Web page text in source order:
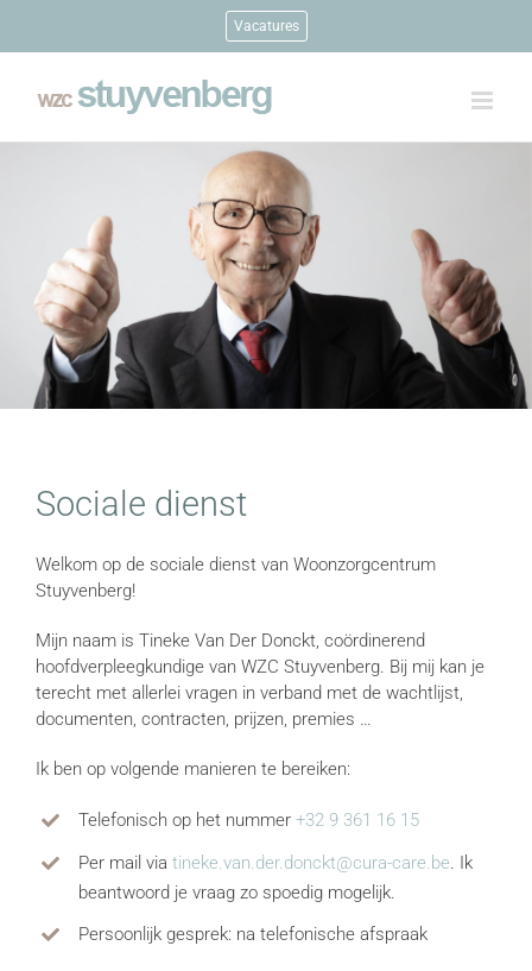
Vacatures
Sociale dienst
Welkom op de sociale dienst van Woonzorgcentrum
Stuyvenberg!
Mijn naam is Tineke Van Der Donckt, coördinerend
hoofdverpleegkundige van WZC Stuyvenberg. Bij mij kan je
terecht met allerlei vragen in verband met de wachtlijst,
documenten, contracten, prijzen, premies …
Ik ben op volgende manieren te bereiken:
Telefonisch op het nummer +32 9 361 16 15
Per mail via tineke.van.der.donckt@cura-care.be . Ik
beantwoord je vraag zo spoedig mogelijk.
Persoonlijk gesprek: na telefonische afspraak